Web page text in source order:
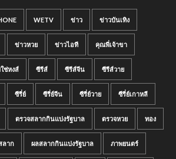
WETV ข่าว ข่าวบันเทิง
ข่าวหวย ข่าวไอที คุณพี่เจ้าขา
ช่หงส์ ซีรีส์ ซีรีส์จีน ซีรีส์วาย
ซีรี่ย์ ซีรี่ย์จีน ซีรี่ย์วาย ซีรี่ย์เกาหลี
ตรวจสลากกินแบ่งรัฐบาล ตรวจหวย ทอง
ลาก ผลสลากกินแบ่งรัฐบาล ภาพยนตร์